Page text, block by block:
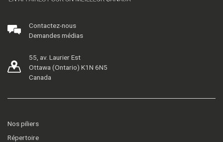
Contactez-nous
Demandes médias
55, av. Laurier Est
Ottawa (Ontario) K1N 6N5
Canada
Nos piliers
Répertoire